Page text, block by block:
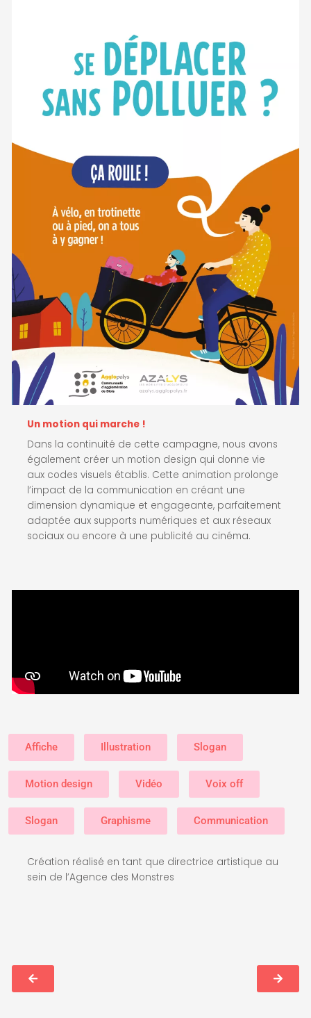
Un motion qui marche !
Dans la continuité de cette campagne, nous avons
également créer un motion design qui donne vie
aux codes visuels établis. Cette animation prolonge
l’impact de la communication en créant une
dimension dynamique et engageante, parfaitement
adaptée aux supports numériques et aux réseaux
sociaux ou encore à une publicité au cinéma.
Affiche Illustration Slogan
Motion design Vidéo Voix off
Slogan Graphisme Communication
Création réalisé en tant que directrice artistique au
sein de l’Agence des Monstres